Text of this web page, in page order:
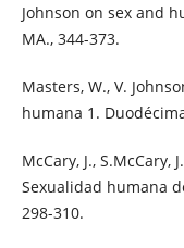
Johnson on sex and
MA., 344-373.
Masters, W., V.
humana 1.
McCary, J., S.McCary,
Sexualidad humana
298-310.